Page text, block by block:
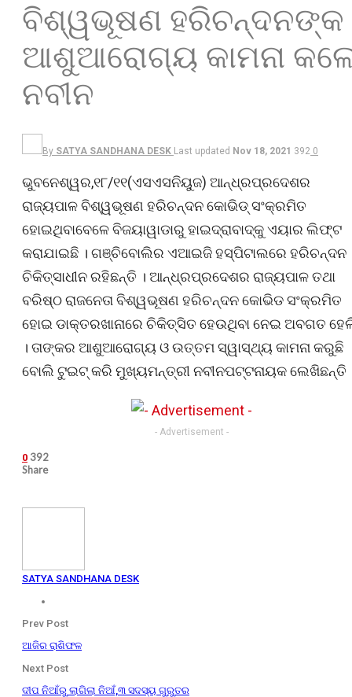
ବିଶ୍ୱଭୂଷଣ ହରିଚନ୍ଦନଙ୍କ
ଆଶୁଆରୋଗ୍ୟ କାମନା
ନବୀନ
By SATYA SANDHANA DESK Last updated Nov 18, 2021 392 0
ଭୁବନେଶ୍ୱର,୧୮/୧୧(ଏସଏସନିୟୁଜ) ଆନ୍ଧ୍ରପ୍ରଦେଶର
ରାଜ୍ୟପାଳ ବିଶ୍ୱଭୂଷଣ ହରିଚନ୍ଦନ କୋଭିଡ୍ ସଂକ୍ରମିତ
ହୋଇଥିବାବେଳେ ବିଜୟାୱାଡାରୁ ହାଇଦ୍ରାବାଦ୍‌କୁ ଏୟାର ଲିଫ୍ଟ
କରାଯାଇଛି । ଗଞ୍ଚିବୋଲିର ଏଆଇଜି ହସ୍ପିଟାଲରେ ହରିଚନ୍ଦନ
ଚିକିତ୍ସାଧୀନ ରହିଛନ୍ତି । ଆନ୍ଧ୍ରପ୍ରଦେଶର ରାଜ୍ୟପାଳ ତଥା
ବରିଷ୍ଠ ରାଜନେତା ବିଶ୍ୱଭୂଷଣ ହରିଚନ୍ଦନ କୋଭିଡ ସଂକ୍ରମିତ
ହୋଇ ଡାକ୍ତରଖାନାରେ ଚିକିତ୍ସିତ ହେଉଥିବା ନେଇ ଅବଗତ
। ତାଙ୍କର ଆଶୁଆରୋଗ୍ୟ ଓ ଉତ୍ତମ ସ୍ୱାସ୍ଥ୍ୟ କାମନା କରୁଛି
ବୋଲି ଟୁଇଟ୍ କରି ମୁଖ୍ୟମନ୍ତ୍ରୀ ନବୀନପଟ୍ଟନାୟକ ଲେଖିଛନ୍ତି
- Advertisement -
0 392
Share
SATYA SANDHANA DESK
Prev Post
ଆଜିର ରାଶିଫଳ
Next Post
ଦୀପ ନିଆଁରୁ ଲାଗିଲା ନିଆଁ,୩ ସଦସ୍ୟ ଗୁରୁତର